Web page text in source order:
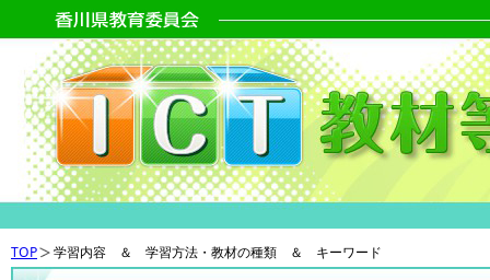
TOP 学習内容 ＆ 学習方法・教材の種類 ＆ キーワード